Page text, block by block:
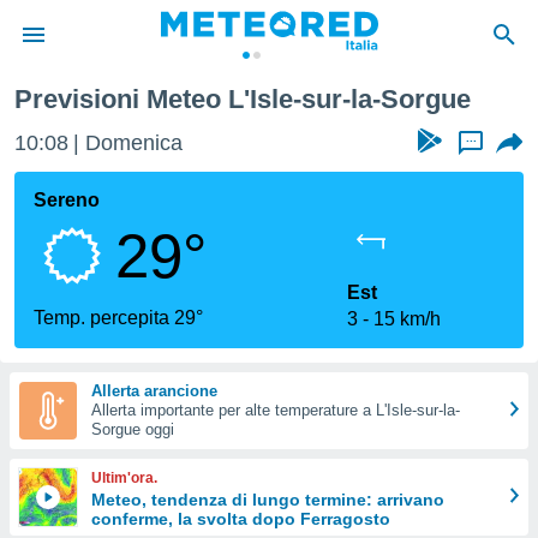
di
per
le
di
Web
le
Previsioni Meteo L'Isle-sur-la-Sorgue
10:08 Domenica ...
Sereno
29°
Temp. percepita 29°
Est
3
15 km/h
Allerta arancione
Allerta importante per alte temperature a L'Isle-sur-la-
Sorgue oggi
Ultim'ora.
Meteo, tendenza di lungo termine: arrivano
conferme, la svolta dopo Ferragosto